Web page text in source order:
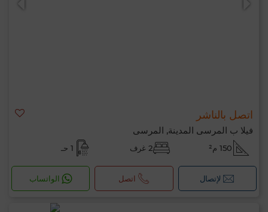
اتصل بالناشر
فيلا ب المرسى المدينة, المرسى
150 م² 2 غرف 1 حـ
لإتصال اتصل الواتساب